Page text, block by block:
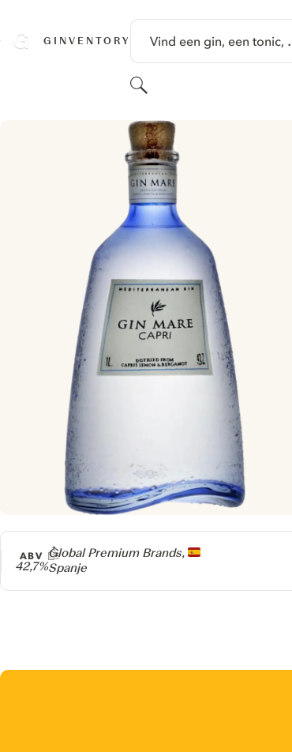
GINVENTORY Vind een gin, een tonic, …
Zoeken
Producer
Global Premium Brands,
Spanje
ABV
42,7%